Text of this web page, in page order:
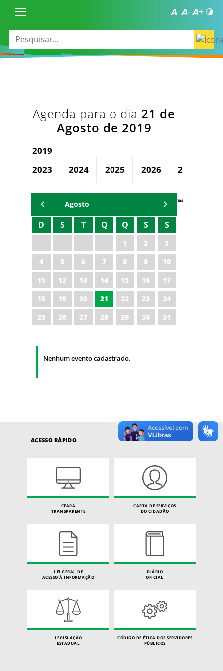
Agenda para o dia 21 de
Agosto de 2019
2019
2023
2024 2025 2026 2027
Agenda Secretárias
Agosto
D S T Q Q S S
1 2
3
4
5 6 7 8 9
10
11
12 13 14 15 16
17
18
19 20 21 22 23
24
25
26 27 28 29 30 31
Nenhum evento cadastrado.
ACESSO RÁPIDO
CEARÁ
TRANSPARENTE
CARTA DE SERVIÇOS
DO CIDADÃO
LEI GERAL DE
ACESSO À INFORMAÇÃO
DIÁRIO
OFICIAL
LEGISLAÇÃO
ESTADUAL
CÓDIGO DE ÉTICA DOS SERVIDORES
PÚBLICOS